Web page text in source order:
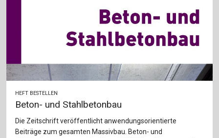
HEFT BESTELLEN
Beton- und Stahlbetonbau
Die Zeitschrift veröffentlicht anwendungsorientierte
Beiträge zum gesamten Massivbau. Beton- und